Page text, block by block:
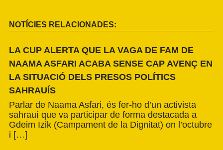
NOTÍCIES RELACIONADES:
LA CUP ALERTA QUE LA VAGA DE FAM DE
NAAMA ASFARI ACABA SENSE CAP AVENÇ EN
LA SITUACIÓ DELS PRESOS POLÍTICS
SAHRAUÍS
Parlar de Naama Asfari, és fer-ho d’un activista
sahrauí que va participar de forma destacada a
Gdeim Izik (Campament de la Dignitat) on l’octubre
i […]